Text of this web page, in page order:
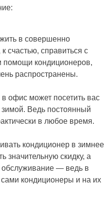
в совершенно
счастью, справиться с
помощи кондиционеров,
распространены.
офис может посетить вас
зимой. Ведь постоянный
в любое время.
кондиционер в зимнее
значительную скидку, а
обслуживание — ведь в
кондиционеры и на их